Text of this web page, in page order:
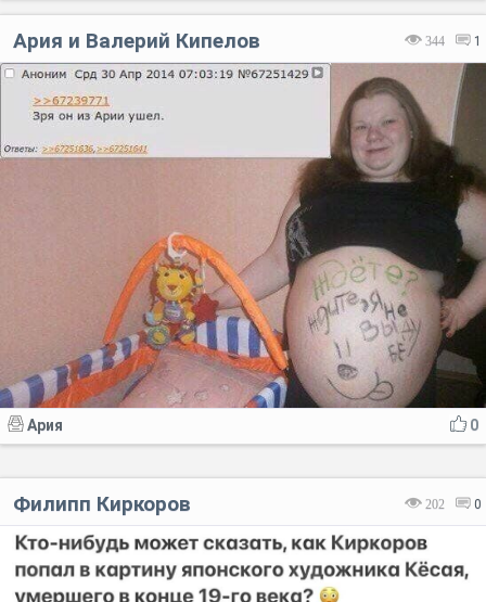
344 1
Ария и Валерий Кипелов
0
Ария
202 0
Филипп Киркоров